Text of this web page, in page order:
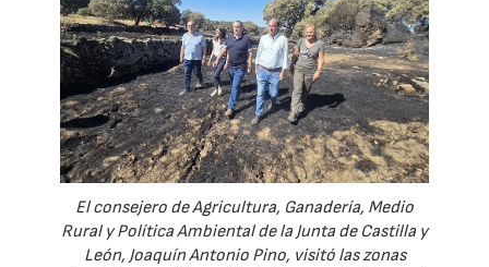
El consejero de Agricultura, Ganadería, Medio
Rural y Política Ambiental de la Junta de Castilla y
León, Joaquín Antonio Pino, visitó las zonas